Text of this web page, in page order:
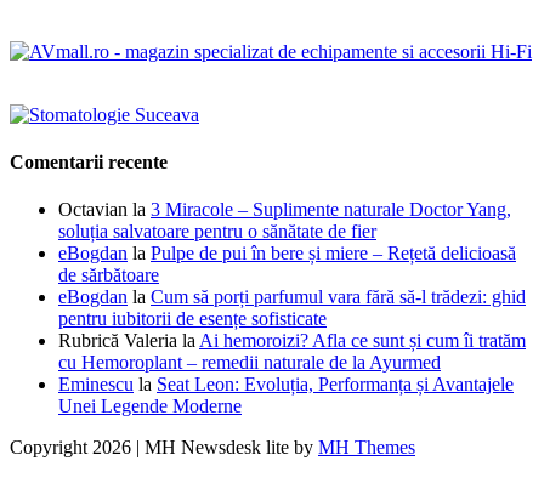
Comentarii recente
Octavian la 3 Miracole – Suplimente naturale Doctor Yang,
soluția salvatoare pentru o sănătate de fier
eBogdan la Pulpe de pui în bere și miere – Rețetă delicioasă
de sărbătoare
eBogdan la Cum să porți parfumul vara fără să-l trădezi: ghid
pentru iubitorii de esențe sofisticate
Rubrică Valeria la Ai hemoroizi? Afla ce sunt și cum îi tratăm
cu Hemoroplant – remedii naturale de la Ayurmed
Eminescu la Seat Leon: Evoluția, Performanța și Avantajele
Unei Legende Moderne
Copyright 2026 | MH Newsdesk lite by MH Themes